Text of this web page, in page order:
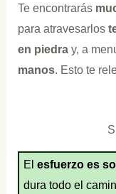
Te encontrarás
para atravesarlos
en piedra y, a
manos. Esto te
El esfuerzo es
dura todo el